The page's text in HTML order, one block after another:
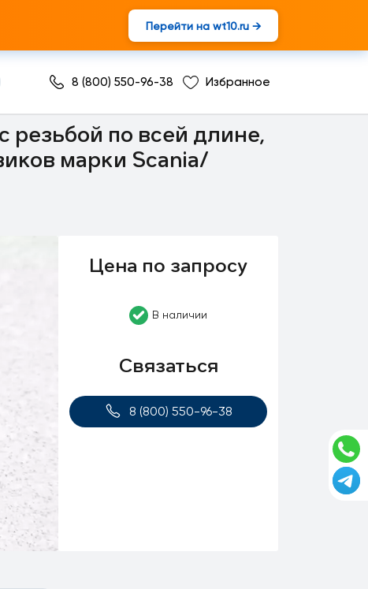
Перейти на wt10.ru →
8 (800) 550-96-38 Избранное
резьбой по всей длине,
марки Scania/
Цена по запросу
В наличии
Связаться
8 (800) 550-96-38